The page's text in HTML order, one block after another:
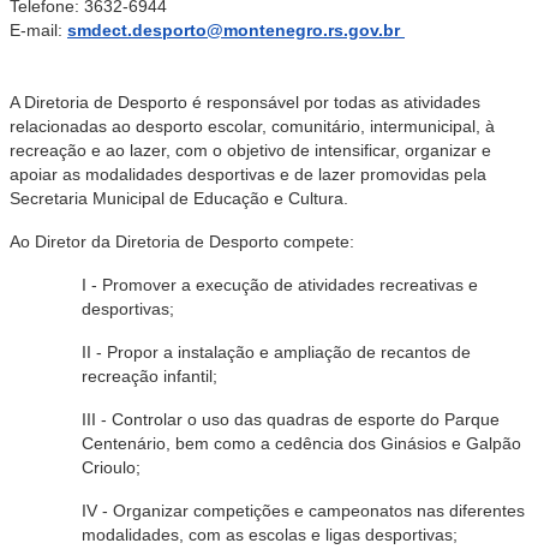
Telefone: 3632-6944
E-mail: smdect.desporto@montenegro.rs.gov.br
A Diretoria de Desporto é responsável por todas as atividades
relacionadas ao desporto escolar, comunitário, intermunicipal, à
recreação e ao lazer, com o objetivo de intensificar, organizar e
apoiar as modalidades desportivas e de lazer promovidas pela
Secretaria Municipal de Educação e Cultura.
Ao Diretor da Diretoria de Desporto compete:
I - Promover a execução de atividades recreativas e
desportivas;
II - Propor a instalação e ampliação de recantos de
recreação infantil;
III - Controlar o uso das quadras de esporte do Parque
Centenário, bem como a cedência dos Ginásios e Galpão
Crioulo;
IV - Organizar competições e campeonatos nas diferentes
modalidades, com as escolas e ligas desportivas;